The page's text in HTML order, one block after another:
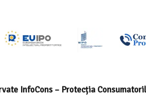
InfoCons – Protecția